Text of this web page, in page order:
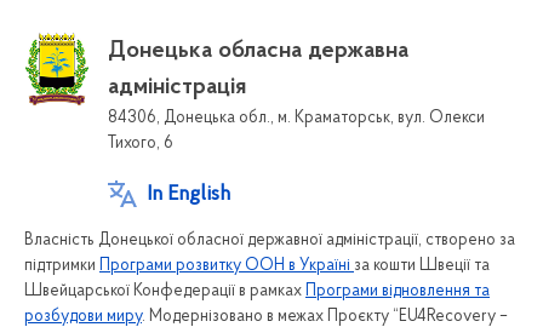
Донецька обласна державна
адміністрація
84306, Донецька обл., м. Краматорськ, вул. Олекси
Тихого, 6
In English
Власність Донецької обласної державної адміністрації, створено за
підтримки
Програми розвитку ООН в Україні за кошти Швеції та
Швейцарської Конфедерації в рамках
Програми відновлення та
розбудови миру. Модернізовано в межах Проєкту “EU4Recovery –